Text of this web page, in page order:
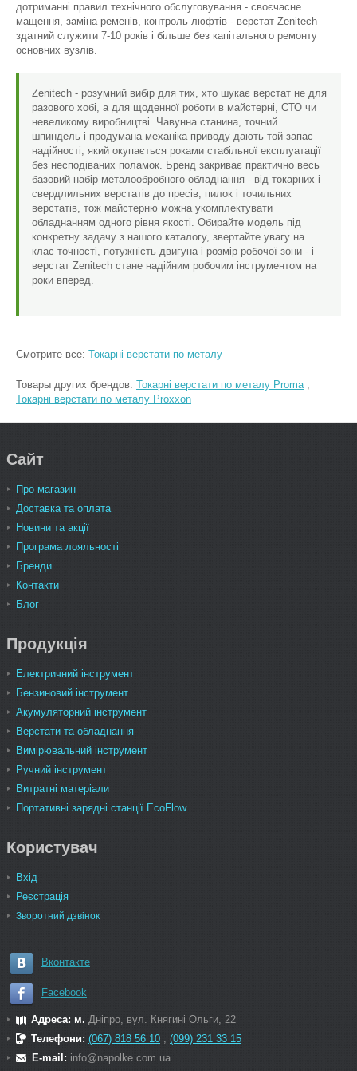
дотриманні правил технічного обслуговування - своєчасне
мащення, заміна ременів, контроль люфтів - верстат Zenitech
здатний служити 7-10 років і більше без капітального ремонту
основних вузлів.
Zenitech - розумний вибір для тих, хто шукає верстат не для
разового хобі, а для щоденної роботи в майстерні, СТО чи
невеликому виробництві. Чавунна станина, точний
шпиндель і продумана механіка приводу дають той запас
надійності, який окупається роками стабільної експлуатації
без несподіваних поламок. Бренд закриває практично весь
базовий набір металообробного обладнання - від токарних і
свердлильних верстатів до пресів, пилок і точильних
верстатів, тож майстерню можна укомплектувати
обладнанням одного рівня якості. Обирайте модель під
конкретну задачу з нашого каталогу, звертайте увагу на
клас точності, потужність двигуна і розмір робочої зони - і
верстат Zenitech стане надійним робочим інструментом на
роки вперед.
Смотрите все: Токарні верстати по металу
Товары других брендов: Токарні верстати по металу Proma,
Токарні верстати по металу Proxxon
Сайт
Про магазин
Доставка та оплата
Новини та акції
Програма лояльності
Бренди
Контакти
Блог
Продукція
Електричний інструмент
Бензиновий інструмент
Акумуляторний інструмент
Верстати та обладнання
Вимірювальний інструмент
Ручний інструмент
Витратні матеріали
Портативні зарядні станції EcoFlow
Користувач
Вхід
Реєстрація
Зворотний дзвінок
Вконтакте
Facebook
Адреса: м. Дніпро, вул. Княгині Ольги, 22
Телефони: (067) 818 56 10 ; (099) 231 33 15
E-mail: info@napolke.com.ua